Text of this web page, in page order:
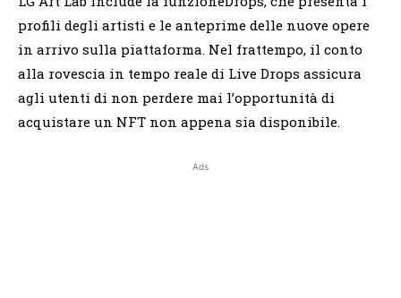
profili degli artisti e le anteprime delle nuove opere
in arrivo sulla piattaforma. Nel frattempo, il conto
alla rovescia in tempo reale di Live Drops assicura
agli utenti di non perdere mai l’opportunità di
acquistare un NFT non appena sia disponibile.
Ads